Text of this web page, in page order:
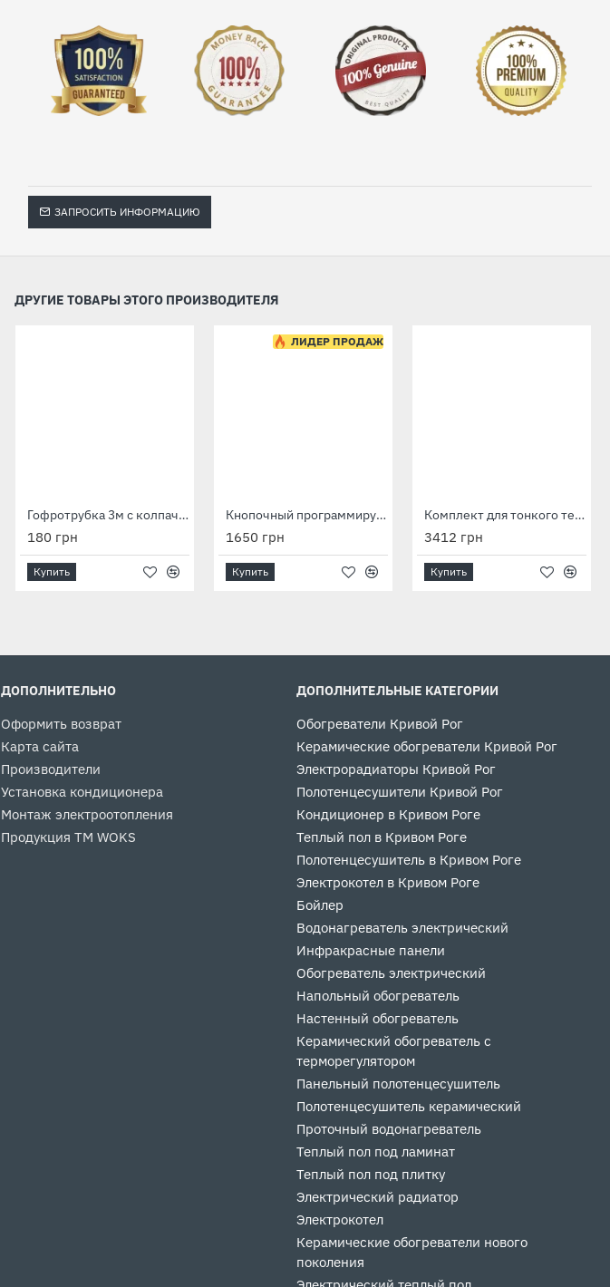
ЗАПРОСИТЬ ИНФОРМАЦИЮ
Лента монтажная 0,5*20мм длиной 20м
480 грн
Купить
Лента монтажная 0,5*20мм длиной 5м
150 грн
Купить
ДРУГИЕ ТОВАРЫ ЭТОГО ПРОИЗВОДИТЕЛЯ
Гофротрубка 3м с колпачком
180 грн
Купить
ЛИДЕР ПРОДАЖ
Кнопочный программируемый терморегулятор M-6.716
1650 грн
Купить
Комплект для тонкого теплого пола WOKS 10, 350 Вт, 37 м
3412 грн
Купить
ДОПОЛНИТЕЛЬНО
Оформить возврат
Карта сайта
Производители
Установка кондиционера
Монтаж электроотопления
Продукция ТМ WOKS
ДОПОЛНИТЕЛЬНЫЕ КАТЕГОРИИ
Обогреватели Кривой Рог
Керамические обогреватели Кривой Рог
Электрорадиаторы Кривой Рог
Полотенцесушители Кривой Рог
Кондиционер в Кривом Роге
Теплый пол в Кривом Роге
Полотенцесушитель в Кривом Роге
Электрокотел в Кривом Роге
Бойлер
Водонагреватель электрический
Инфракрасные панели
Обогреватель электрический
Напольный обогреватель
Настенный обогреватель
Керамический обогреватель с
терморегулятором
Панельный полотенцесушитель
Полотенцесушитель керамический
Проточный водонагреватель
Теплый пол под ламинат
Теплый пол под плитку
Электрический радиатор
Электрокотел
Керамические обогреватели нового
поколения